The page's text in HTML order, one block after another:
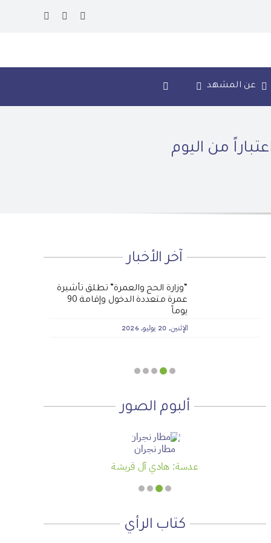
عن المشهد
من اليوم
آخر الأخبار
الجمعية الخيرية للخدمات
الاجتماعية بنجران تنفذ مشروعي
تأثيث المنازل وسداد الإيجارات بدعم
من منصة ديم للمنح التنموي
“وزارة الحج والعمرة” تطلق تأشيرة
عمرة متعددة الدخول وإقامة 90
يوماً
الإثنين, 20 يوليو, 2026
أجتاحني الخريف .. و أعادني الربيع
الأحد, 19 يوليو, 2026
لماذا نعمل 8 ساعات؟
الجمعة, 3 يوليو, 2026
المنطقة الآمنة
الخميس, 2 يوليو, 2026
ألبوم الصور
مطار نجران
عدسة: هادي آل قريشة
كتاب الرأي